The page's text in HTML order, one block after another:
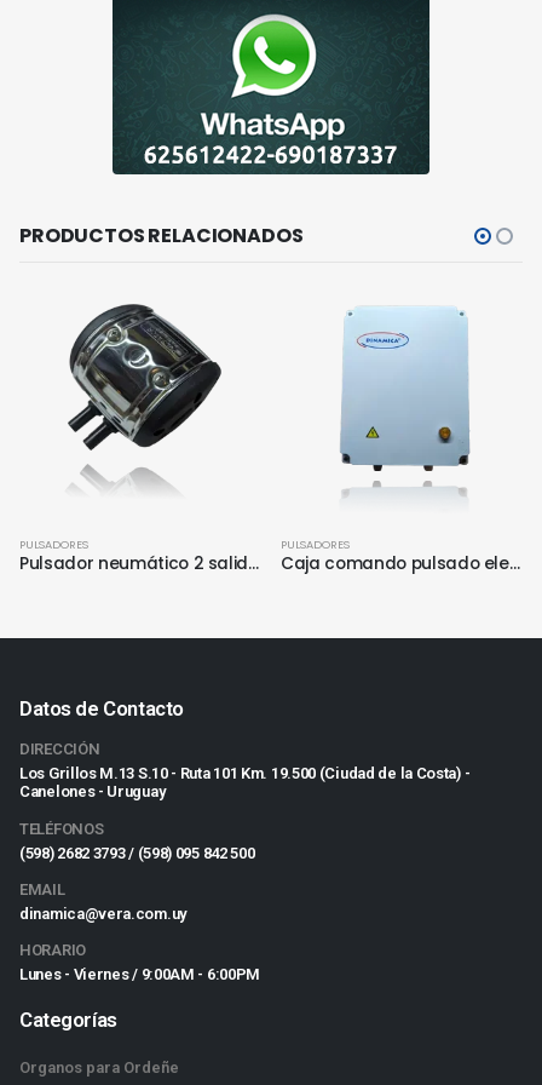
PRODUCTOS RELACIONADOS
PULSADORES
Pulsador neumático 2 salidas
PULSADORES
Caja comando pulsado electrónico
Datos de Contacto
DIRECCIÓN
Los Grillos M.13 S.10 - Ruta 101 Km. 19.500 (Ciudad de la Costa) -
Canelones - Uruguay
TELÉFONOS
(598) 2682 3793 / (598) 095 842 500
EMAIL
dinamica@vera.com.uy
HORARIO
Lunes - Viernes / 9:00AM - 6:00PM
Categorías
Organos para Ordeñe